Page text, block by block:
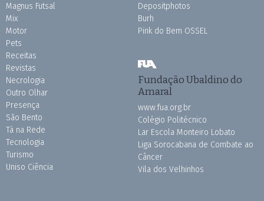
Magnus Futsal
Mix
Motor
Pets
Receitas
Revistas
Necrologia
Outro Olhar
Presença
São Bento
Tá na Rede
Tecnologia
Turismo
Uniso Ciência
Depositphotos
Burh
Pink do Bem OSSEL
Fundação Ubaldino do
Amaral
www.fua.org.br
Colégio Politécnico
Lar Escola Monteiro Lobato
Liga Sorocabana de Combate ao
Câncer
Vila dos Velhinhos